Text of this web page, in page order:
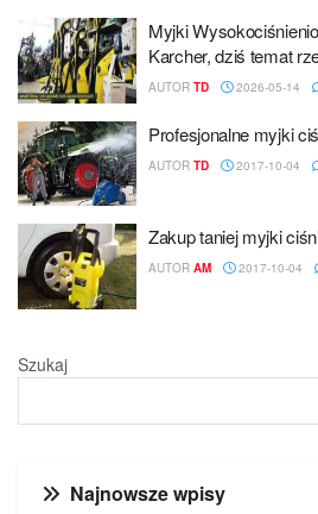
Myjki
Karcher, dziś temat
AUTOR TD 2026-05-14
Profesjonalne myjki
AUTOR TD 2017-10-04
Zakup taniej myjki
AUTOR AM 2017-10-04
Szukaj
Najnowsze wpisy